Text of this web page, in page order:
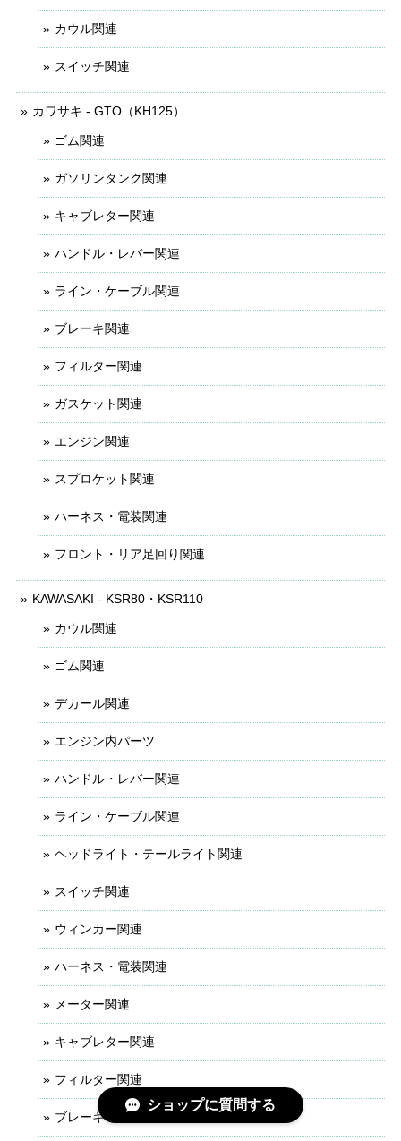
カウル関連
スイッチ関連
カワサキ - GTO（KH125）
ゴム関連
ガソリンタンク関連
キャブレター関連
ハンドル・レバー関連
ライン・ケーブル関連
ブレーキ関連
フィルター関連
ガスケット関連
エンジン関連
スプロケット関連
ハーネス・電装関連
フロント・リア足回り関連
KAWASAKI - KSR80・KSR110
カウル関連
ゴム関連
デカール関連
エンジン内パーツ
ハンドル・レバー関連
ライン・ケーブル関連
ヘッドライト・テールライト関連
スイッチ関連
ウィンカー関連
ハーネス・電装関連
メーター関連
キャブレター関連
フィルター関連
ブレーキ・ホイール関連
ショップに質問する